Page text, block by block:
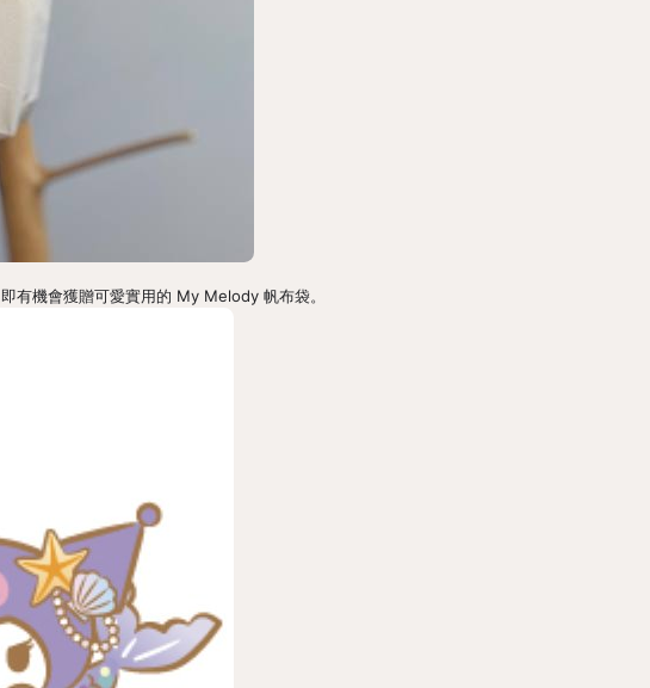
有機會獲贈可愛實用的 My Melody 帆布袋。